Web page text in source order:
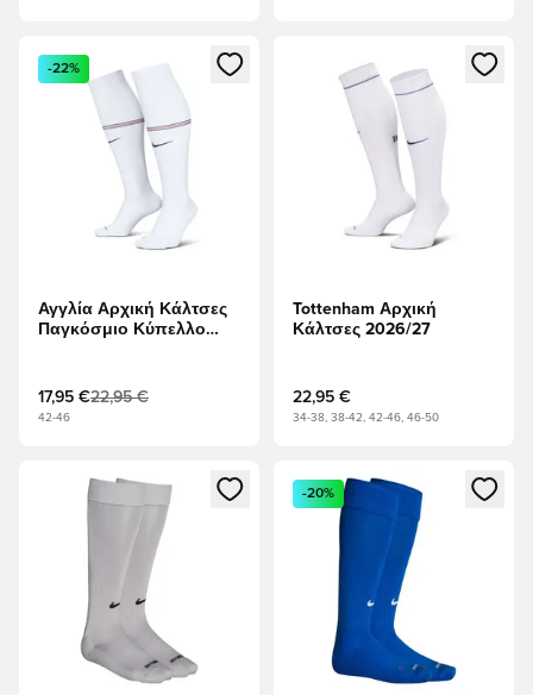
Ανοίγει ένα Modal για να συνδεθείτε ή να εγγραφείτε ως
-22%
Αγγλία Αρχική Κάλτσες
Παγκόσμιο Κύπελλο
17,95 €22,95 €
42-46
Ανοίγει ένα Modal για να
Tottenham Αρχική
Κάλτσες 2026/27
22,95 €
34-38, 38-42, 42-46, 46-50
Ανοίγει ένα Modal για να συνδεθείτε ή να εγγραφείτε ως
Ανοίγει ένα Modal για να
-20%